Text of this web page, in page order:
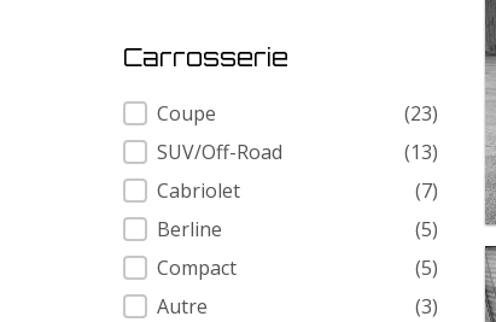
Carrosserie
Carrosserie
Coupe
(23)
SUV/Off-Road
(13)
Cabriolet
(7)
Berline
(5)
Compact
(5)
Autre
(3)